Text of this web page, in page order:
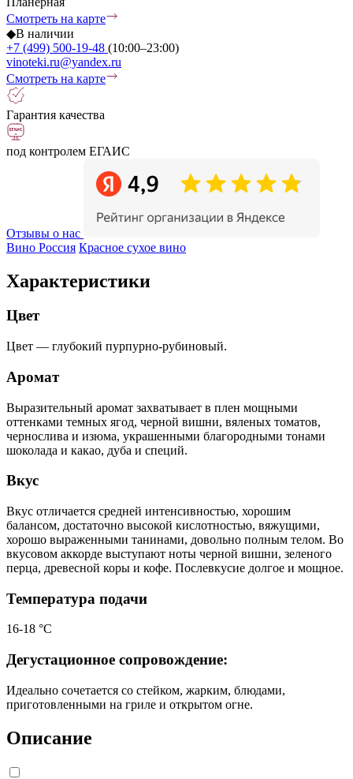
Смотреть на карте
◆В наличии
+7 (499) 500-19-48 (10:00–23:00)
vinoteki.ru@yandex.ru
Смотреть на карте
Гарантия качества
под контролем ЕГАИС
Отзывы о нас
Вино Россия Красное сухое вино
Характеристики
Цвет
Цвет — глубокий пурпурно-рубиновый.
Аромат
Выразительный аромат захватывает в плен мощными
оттенками темных ягод, черной вишни, вяленых томатов,
чернослива и изюма, украшенными благородными тонами
шоколада и какао, дуба и специй.
Вкус
Вкус отличается средней интенсивностью, хорошим
балансом, достаточно высокой кислотностью, вяжущими,
хорошо выраженными танинами, довольно полным телом. Во
вкусовом аккорде выступают ноты черной вишни, зеленого
перца, древесной коры и кофе. Послевкусие долгое и мощное.
Температура подачи
16-18 °С
Дегустационное сопровождение:
Идеально сочетается со стейком, жарким, блюдами,
приготовленными на гриле и открытом огне.
Описание